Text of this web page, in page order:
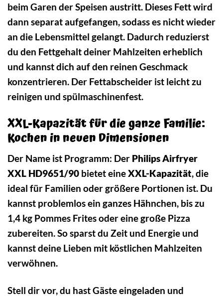
beim Garen der Speisen austritt. Dieses Fett wird
dann separat aufgefangen, sodass es nicht wieder
an die Lebensmittel gelangt. Dadurch reduzierst
du den Fettgehalt deiner Mahlzeiten erheblich
und kannst dich auf den reinen Geschmack
konzentrieren. Der Fettabscheider ist leicht zu
reinigen und spülmaschinenfest.
XXL-Kapazität für die ganze Familie:
Kochen in neuen Dimensionen
Der Name ist Programm: Der Philips Airfryer
XXL HD9651/90 bietet eineXXL-Kapazität, die
ideal für Familien oder größere Portionen ist. Du
kannst problemlos ein ganzes Hähnchen, bis zu
1,4 kg Pommes Frites oder eine große Pizza
zubereiten. So sparst du Zeit und Energie und
kannst deine Lieben mit köstlichen Mahlzeiten
verwöhnen.
Stell dir vor, du hast Gäste eingeladen und